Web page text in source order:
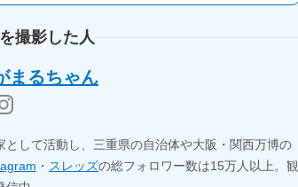
撮影した人
まるちゃん
して活動し、三重県の自治体や大阪・関西万博の
・ スレッズの総フォロワー数は15万人以上。観